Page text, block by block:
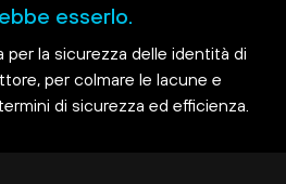
esserlo.
per la sicurezza delle identità di
per colmare le lacune e
di sicurezza ed efficienza.